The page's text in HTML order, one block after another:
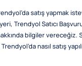
satış yapmak
Trendyol Satıcı
bilgiler vereceğiz.
nasıl satış